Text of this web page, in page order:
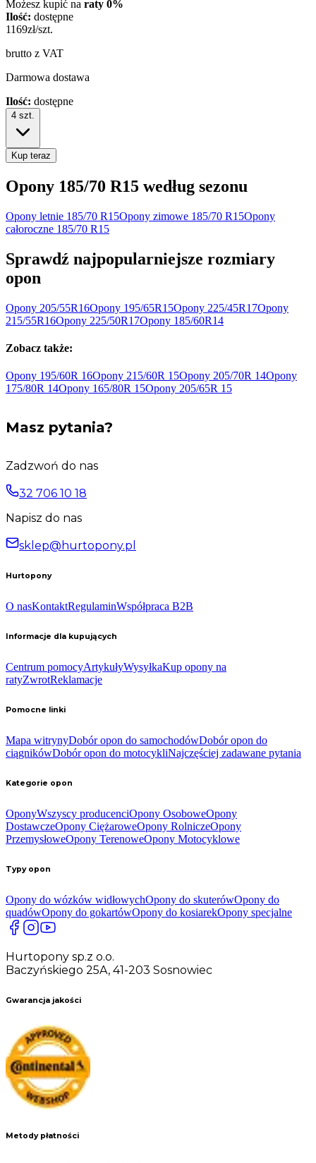
Możesz kupić na raty 0%
Ilość: dostępne
1169zł/szt.
brutto z VAT
Darmowa dostawa
Ilość: dostępne
4 szt.
Kup teraz
Opony 185/70 R15 według sezonu
Opony letnie 185/70 R15Opony zimowe 185/70 R15Opony
całoroczne 185/70 R15
Sprawdź najpopularniejsze rozmiary
opon
Opony 205/55R16Opony 195/65R15Opony 225/45R17Opony
215/55R16Opony 225/50R17Opony 185/60R14
Zobacz także:
Opony 195/60R 16Opony 215/60R 15Opony 205/70R 14Opony
175/80R 14Opony 165/80R 15Opony 205/65R 15
Masz pytania?
Zadzwoń do nas
32 706 10 18
Napisz do nas
sklep@hurtopony.pl
Hurtopony
O nasKontaktRegulaminWspółpraca B2B
Informacje dla kupujących
Centrum pomocyArtykułyWysyłkaKup opony na
ratyZwrotReklamacje
Pomocne linki
Mapa witrynyDobór opon do samochodówDobór opon do
ciągnikówDobór opon do motocykliNajczęściej zadawane pytania
Kategorie opon
OponyWszyscy producenciOpony OsoboweOpony
DostawczeOpony CiężaroweOpony RolniczeOpony
PrzemysłoweOpony TerenoweOpony Motocyklowe
Typy opon
Opony do wózków widłowychOpony do skuterówOpony do
quadówOpony do gokartówOpony do kosiarekOpony specjalne
Hurtopony sp.z o.o.
Baczyńskiego 25A, 41-203 Sosnowiec
Gwarancja jakości
Metody płatności